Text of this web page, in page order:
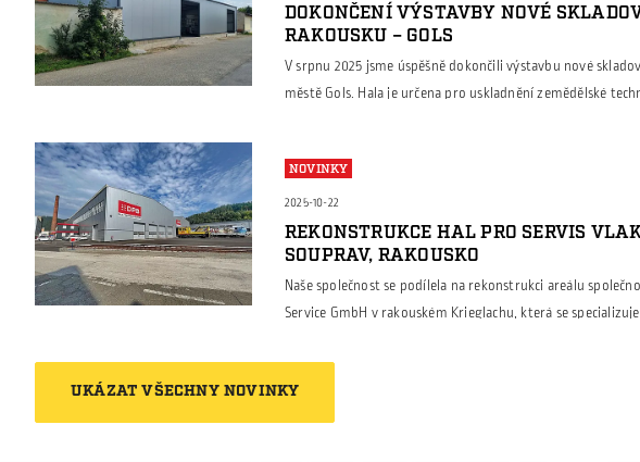
DOKONČENÍ VÝSTAVBY NOVÉ
RAKOUSKU – GOLS
V srpnu 2025 jsme úspěšně dokončili výstavbu nové
městě Gols. Hala je určena pro uskladnění zemědělské
panelů, které zajišťují výborné tepelně-izolační vlastnosti a
Díky […]
NOVINKY
2025-10-22
REKONSTRUKCE HAL PRO SERVIS
SOUPRAV, RAKOUSKO
Naše společnost se podílela na rekonstrukci areálu
Service GmbH v rakouském Krieglachu, která se
odpovídaly současným požadavkům na provozní efektivitu,
úspornost a celkovou estetiku. První hala prošla kompletní
budovy. Původní konstrukce zůstala zachována, […]
UKÁZAT VŠECHNY NOVINKY